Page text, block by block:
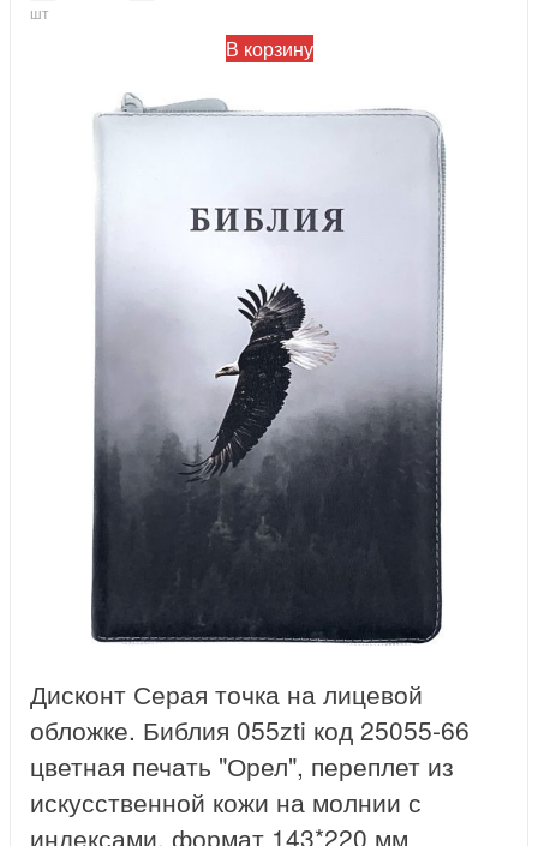
шт
В корзину
Дисконт Серая точка на лицевой
обложке. Библия 055zti код 25055-66
цветная печать "Орел", переплет из
искусственной кожи на молнии с
индексами, формат 143*220 мм